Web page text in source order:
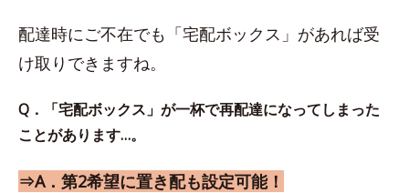
配達時にご不在でも「宅配ボックス」があれば受
け取りできますね。
Q．「宅配ボックス」が一杯で再配達になってしまった
ことがあります…。
⇒A．第2希望に置き配も設定可能！